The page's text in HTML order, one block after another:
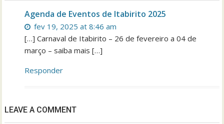
Agenda de Eventos de Itabirito 2025
fev 19, 2025 at 8:46 am
[…] Carnaval de Itabirito – 26 de fevereiro a 04 de
março – saiba mais […]
Responder
LEAVE A COMMENT